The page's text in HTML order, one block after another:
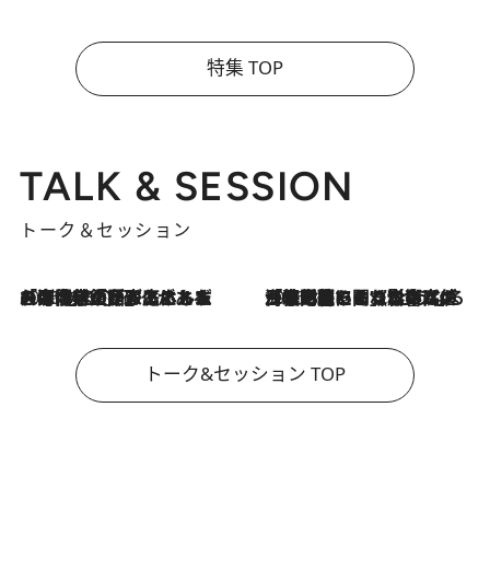
特集 TOP
TALK & SESSION
トーク＆セッション
2026.8.3
「今後値上げがあるとすれば…」「リスクがあるのは今年の冬」エネルギー専門家が語る、ホルムズ海峡封鎖が家庭にもたらす“ある心配” 2026.8.3
「住宅建てられない…」「サーチャージ料の高値が続いている」ホルムズ海峡封鎖による影響はいつまで続く？《エネルギー専門家に聞く“どうなる日本の暮らし”》
トーク&セッション TOP